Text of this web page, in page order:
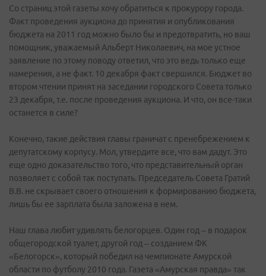
Со страниц этой газеты хочу обратиться к прокурору города.
Факт проведения аукциона до принятия и опубликования
бюджета на 2011 год можно было бы и предотвратить, но ваш
помощник, уважаемый Альберт Николаевич, на мое устное
заявление по этому поводу ответил, что это ведь только еще
намерения, а не факт. 10 декабря факт свершился. Бюджет во
втором чтении принят на заседании городского Совета только
23 декабря, т.е. после проведения аукциона. И что, он все-таки
останется в силе?
Конечно, такие действия главы граничат с пренебрежением к
депутатскому корпусу. Мол, утвердите все, что вам дадут. Это
еще одно доказательство того, что представительный орган
позволяет с собой так поступать. Председатель Совета Гратий
В.В. не скрывает своего отношения к формированию бюджета,
лишь бы ее зарплата была заложена в нем.
Наш глава любит удивлять белогорцев. Один год – в подарок
общегородской туалет, другой год – созданием ФК
«Белогорск», который победил на чемпионате Амурской
области по футболу 2010 года. Газета «Амурская правда» так